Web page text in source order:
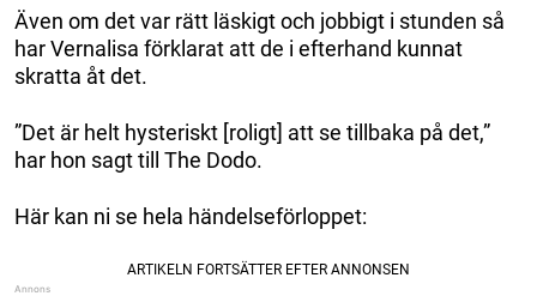
Även om det var rätt läskigt och jobbigt i stunden så
har Vernalisa förklarat att de i efterhand kunnat
skratta åt det.
”Det är helt hysteriskt [roligt] att se tillbaka på det,”
har hon sagt till The Dodo.
Här kan ni se hela händelseförloppet: